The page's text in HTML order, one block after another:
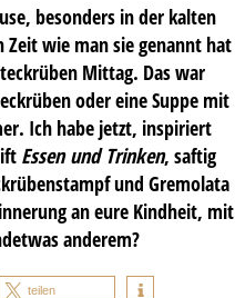
besonders in der kalten
Zeit wie man sie genannt hat
Mittag. Das war
oder eine Suppe mit
Ich habe jetzt, inspiriert
Essen und Trinken, saftig
und Gremolata
an eure Kindheit, mit
anderem?
teilen